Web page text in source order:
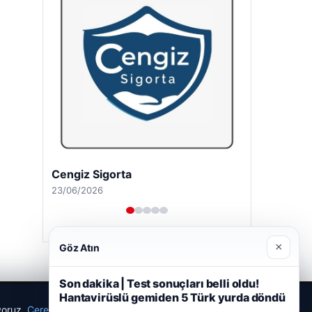
Cengiz Sigorta
23/06/2026
Çerez Politikamız
Göz Atın ×
Son dakika | Test sonuçları belli oldu!
Hantavirüslü gemiden 5 Türk yurda döndü